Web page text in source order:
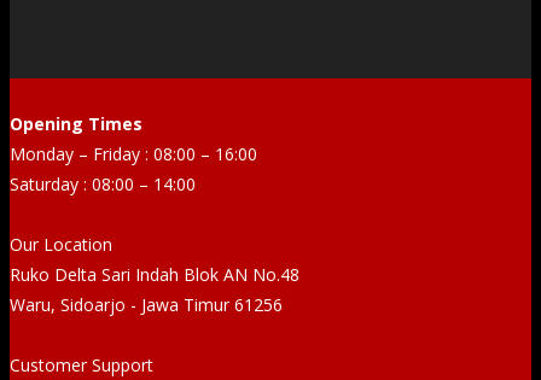
Opening Times
Monday – Friday : 08:00 – 16:00
Saturday : 08:00 – 14:00
Our Location
Ruko Delta Sari Indah Blok AN No.48
Waru, Sidoarjo - Jawa Timur 61256
Customer Support